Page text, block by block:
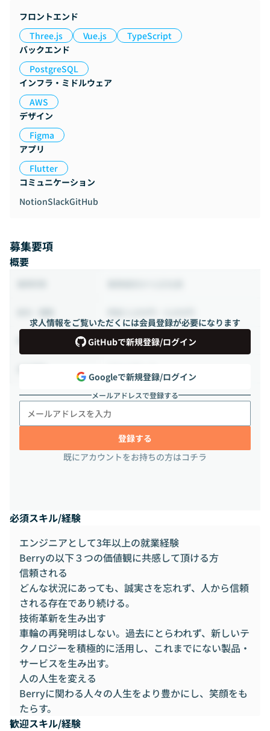
フロントエンド
Three.js
Vue.js
TypeScript
バックエンド
PostgreSQL
インフラ・ミドルウェア
AWS
デザイン
Figma
アプリ
Flutter
コミュニケーション
NotionSlackGitHub
募集要項
概要
求人情報をご覧いただくには会員登録が必要になります
GitHubで新規登録/ログイン
Googleで新規登録/ログイン
メールアドレスで登録する
登録する
既にアカウントをお持ちの方はコチラ
20時間 ~ 160時間（週5 ~ 40時間）
必須スキル/経験
エンジニアとして3年以上の就業経験
Berryの以下３つの価値観に共感して頂ける方
信頼される
どんな状況にあっても、誠実さを忘れず、人から信頼
される存在であり続ける。
技術革新を生み出す
車輪の再発明はしない。過去にとらわれず、新しいテ
クノロジーを積極的に活用し、これまでにない製品・
サービスを生み出す。
人の人生を変える
Berryに関わる人々の人生をより豊かにし、笑顔をも
たらす。
歓迎スキル/経験